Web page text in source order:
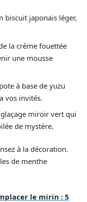
biscuit japonais léger,
la crème fouettée
une mousse
à base de yuzu
vos invités.
miroir vert qui
de mystère.
à la décoration.
de menthe
le mirin : 5